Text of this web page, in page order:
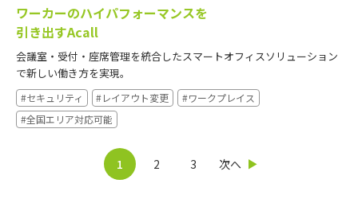
ワーカーのハイパフォーマンスを
引き出すAcall
会議室・受付・座席管理を統合したスマートオフィスソリューション
で新しい働き方を実現。
#セキュリティ #レイアウト変更
#ワークプレイス
#全国エリア対応可能
1 2 3 次へ